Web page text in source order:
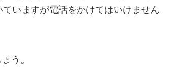
いますが電話をかけてはいけません
う。